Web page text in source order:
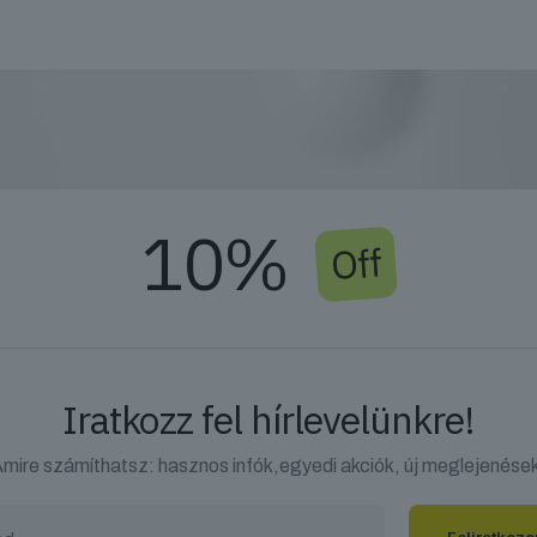
10% Off
Iratkozz fel hírlevelünkre!
számíthatsz: hasznos infók,egyedi akciók, új